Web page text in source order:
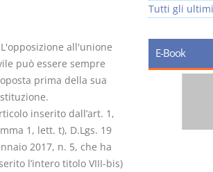
all'unione
può essere sempre
prima della sua
inserito dall’art. 1,
1, lett. t), D.Lgs. 19
2017, n. 5, che ha
l’intero titolo VIII-bis)
Tutti gli
E-Book
I Vincoli Preliminari
D. Minussi
Versione ebook € 4,19
(iva incl.)